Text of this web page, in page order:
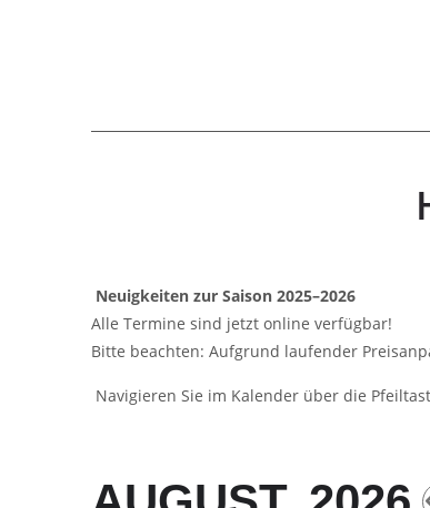
Neuigkeiten zur Saison 2025–2026
Alle Termine sind jetzt online verfügbar!
Bitte beachten: Aufgrund laufender
Navigieren Sie im Kalender über die